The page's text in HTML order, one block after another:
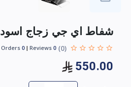
شفاط اي جي زجاج اسود 90 سم
(0)
0
0
550.00